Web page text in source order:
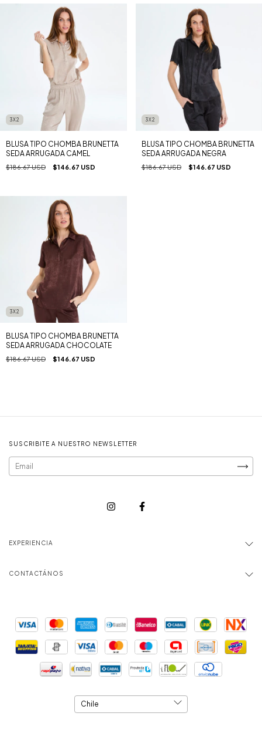
3X2
BLUSA TIPO CHOMBA BRUNETTA
SEDA ARRUGADA CAMEL
$186.67 USD $146.67 USD
3X2
BLUSA TIPO CHOMBA BRUNETTA
SEDA ARRUGADA NEGRA
$186.67 USD $146.67 USD
3X2
BLUSA TIPO CHOMBA BRUNETTA
SEDA ARRUGADA CHOCOLATE
$186.67 USD $146.67 USD
SUSCRIBITE A NUESTRO NEWSLETTER
EXPERIENCIA
CONTACTÁNOS